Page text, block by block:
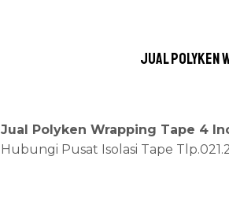
Jual Polyken
Jual Polyken Wrapping Tape 4
Hubungi Pusat Isolasi Tape